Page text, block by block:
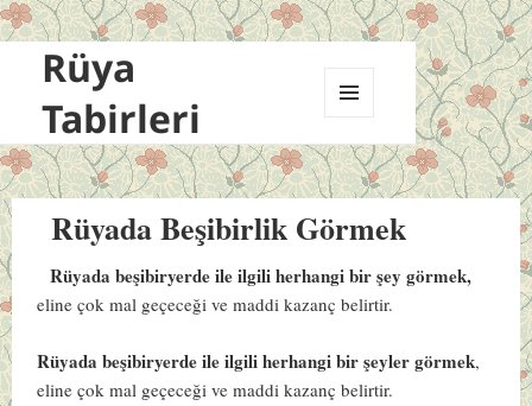
Rüya
Tabirleri
VE
BILEŞENLER
Rüyada Beşibirlik Görmek
Rüyada beşibiryerde ile ilgili herhangi bir şey görmek,
eline çok mal geçeceği ve maddi kazanç belirtir.
Rüyada beşibiryerde ile ilgili herhangi bir şeyler görmek,
eline çok mal geçeceği ve maddi kazanç belirtir.